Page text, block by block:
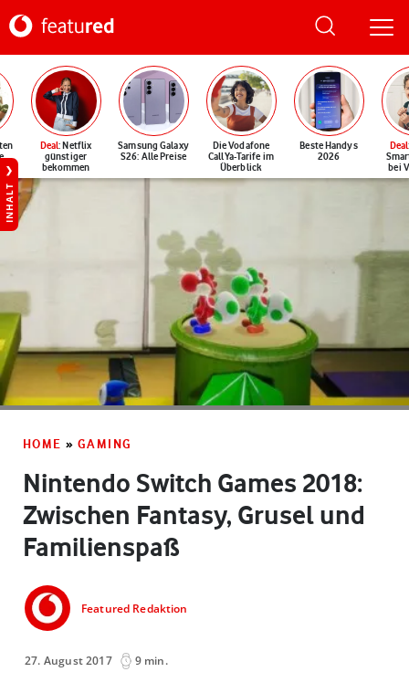
Deal: Netflix
günstiger
bekommen
Samsung Galaxy
S26: Alle Preise
Die Vodafone
CallYa-Tarife im
Überblick
Beste Handys
2026
Deal
bei
INHALT
HOME » GAMING
Nintendo Switch Games 2018:
Zwischen Fantasy, Grusel und
Familienspaß
Featured Redaktion
27. August 2017 9 min.